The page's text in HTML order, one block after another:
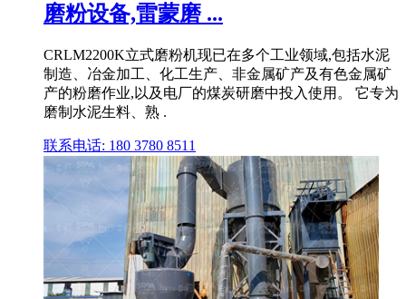
磨粉设备,雷蒙磨 ...
CRLM2200K立式磨粉机现已在多个工业领域,包括水泥
制造、冶金加工、化工生产、非金属矿产及有色金属矿
产的粉磨作业,以及电厂的煤炭研磨中投入使用。 它专为
磨制水泥生料、熟 .
联系电话: 180 3780 8511